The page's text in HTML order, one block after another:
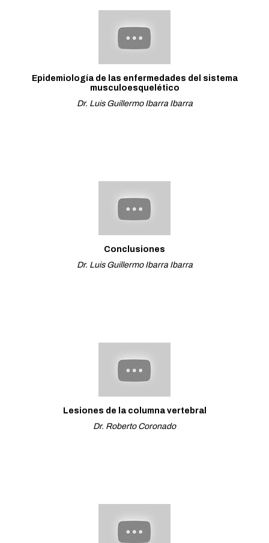
Epidemiología de las enfermedades del sistema
musculoesquelético
Dr. Luis Guillermo Ibarra Ibarra
Conclusiones
Dr. Luis Guillermo Ibarra Ibarra
Lesiones de la columna vertebral
Dr. Roberto Coronado